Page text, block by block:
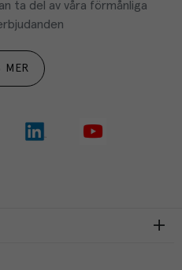
ta del av våra förmånliga
MER